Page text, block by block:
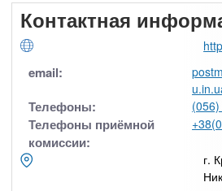
Контактная
email:
Телефоны:
Телефоны приёмной
комиссии:
г.